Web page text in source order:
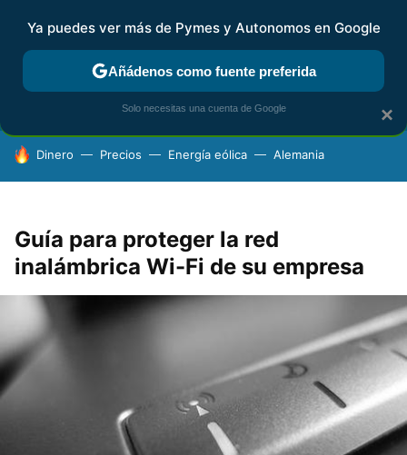
FISCALIDAD Y CONTABILIDAD KIT DIGITAL RENTA
HOY SE HABLA DE
Dinero Precios Energía eólica Alemania
Guía para proteger la red
inalámbrica Wi-Fi de su empresa
×
Ya puedes ver más de Pymes y Autonomos en Google
Añádenos como fuente preferida
Solo necesitas una cuenta de Google